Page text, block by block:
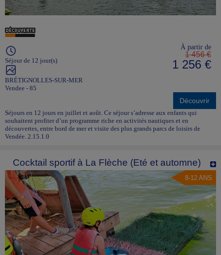
Séjour de 12 jour(s)
BRÉTIGNOLLES-SUR-MER
Vendee - 85
À partir de
1 456 €
1 256 €
Découvrir
Séjours en 12 jours en juillet et août. Ce séjour s’adresse aux enfants qui
souhaitent profiter d’un programme riche en activités nautiques et en
découvertes, entre bord de mer et visite des plus grands parcs de loisirs de
Vendée. 2.15.1.0
Cocktail sportif à La Flèche (Eté et automne)
8-12 ANS